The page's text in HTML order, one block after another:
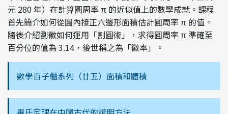
元 280 年）在計算圓周率 π 的近似值上的數學成就。課程
首先簡介如何從圓內接正六邊形面積估計圓周率 π 的值。
隨後介紹劉徽如何運用「割圓術」，求得圓周率 π 準確至
百分位的值為 3.14，後世稱之為「徽率」。
數學百子櫃系列（廿五）面積和體積